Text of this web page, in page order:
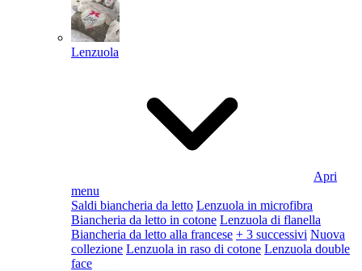
Lenzuola
Apri
menu
Saldi biancheria da letto Lenzuola in microfibra
Biancheria da letto in cotone Lenzuola di flanella
Biancheria da letto alla francese + 3 successivi Nuova
collezione Lenzuola in raso di cotone Lenzuola double
face